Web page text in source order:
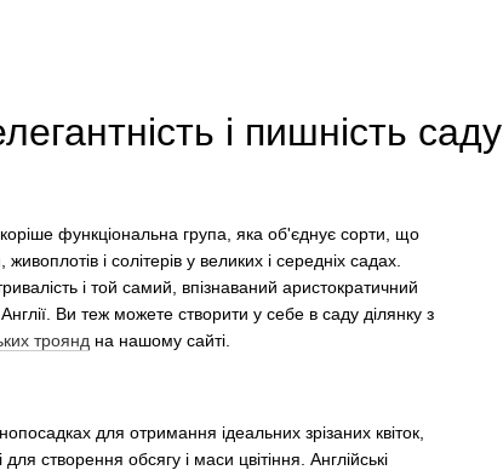
і пишність саду
функціональна група, яка об'єднує сорти, що
і солітерів у великих і середніх садах.
і той самий, впізнаваний аристократичний
Ви теж можете створити у себе в саду ділянку з
троянд на нашому сайті.
для отримання ідеальних зрізаних квіток,
створення обсягу і маси цвітіння. Англійські